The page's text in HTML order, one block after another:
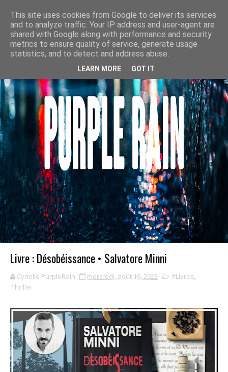
Livre : Désobéissance • Salvatore Minni
Cyrielle PurpleRain mercredi, août 16, 2023 #Livres,
Thriller
This site uses cookies from Google to deliver its services
and to analyze traffic. Your IP address and user-agent are
shared with Google along with performance and security
metrics to ensure quality of service, generate usage
statistics, and to detect and address abuse.
LEARN MORE GOT IT